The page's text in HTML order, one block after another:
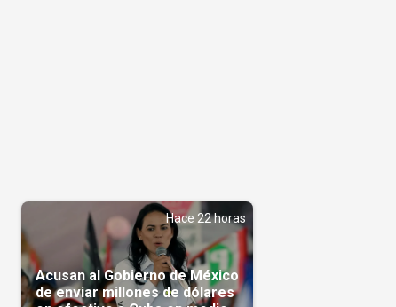
Hace 22 horas
Acusan al Gobierno de México
de enviar millones de dólares